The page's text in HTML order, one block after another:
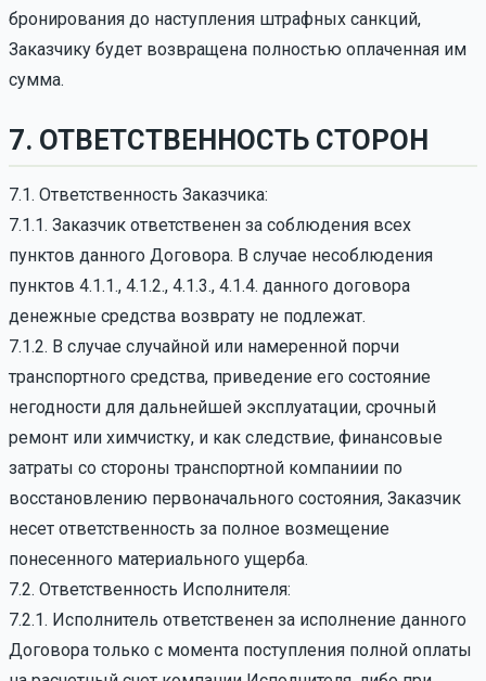
бронирования до наступления штрафных санкций,
Заказчику будет возвращена полностью оплаченная им
сумма.
7. ОТВЕТСТВЕННОСТЬ СТОРОН
7.1. Ответственность Заказчика:
7.1.1. Заказчик ответственен за соблюдения всех
пунктов данного Договора. В случае несоблюдения
пунктов 4.1.1., 4.1.2., 4.1.3., 4.1.4. данного договора
денежные средства возврату не подлежат.
7.1.2. В случае случайной или намеренной порчи
транспортного средства, приведение его состояние
негодности для дальнейшей эксплуатации, срочный
ремонт или химчистку, и как следствие, финансовые
затраты со стороны транспортной компаниии по
восстановлению первоначального состояния, Заказчик
несет ответственность за полное возмещение
понесенного материального ущерба.
7.2. Ответственность Исполнителя:
7.2.1. Исполнитель ответственен за исполнение данного
Договора только с момента поступления полной оплаты